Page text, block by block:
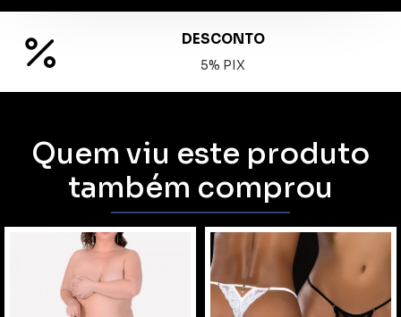
DESCONTO
5% PIX
Quem viu este produto
também comprou